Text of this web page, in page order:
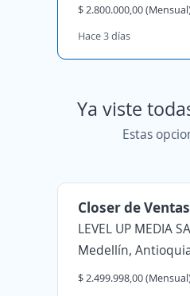
$ 2.800.000,00
Hace 3 días
Ya viste
Estas
Closer de Ventas
LEVEL UP MEDIA
Medellín,
$ 2.499.998,00